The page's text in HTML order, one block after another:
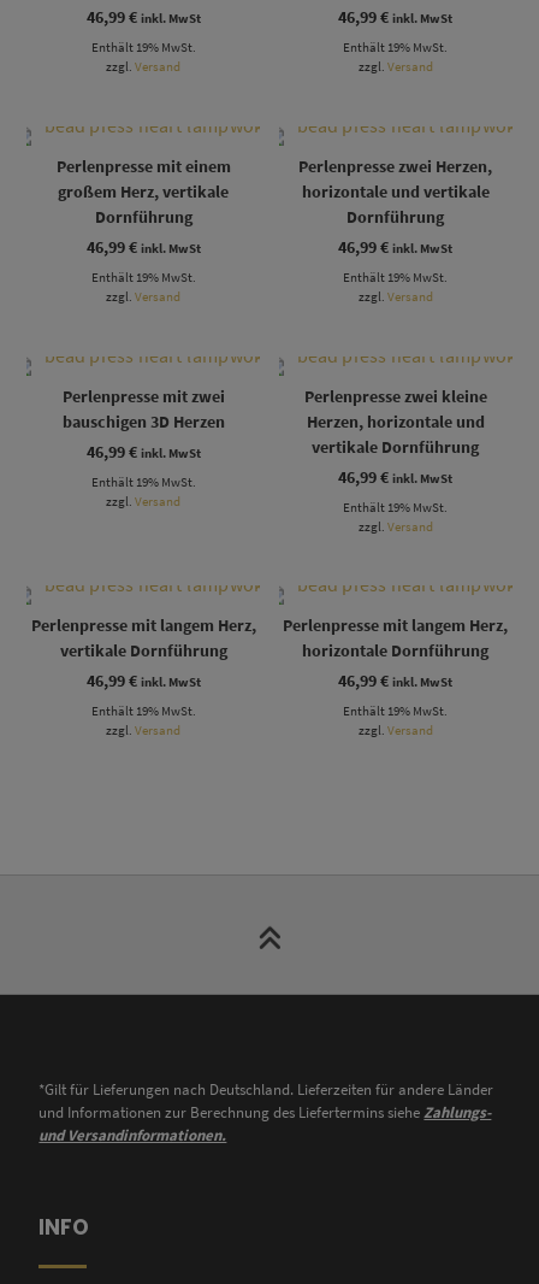
46,99€ inkl. MwSt
Enthält 19% MwSt.
zzgl.Versand
46,99€ inkl. MwSt
Enthält 19% MwSt.
zzgl. Versand
Perlenpresse mit einem
großem Herz, vertikale
Dornführung
46,99€ inkl. MwSt
Enthält 19% MwSt.
zzgl.Versand
Perlenpresse zwei Herzen,
horizontale und vertikale
Dornführung
46,99€ inkl. MwSt
Enthält 19% MwSt.
zzgl. Versand
Perlenpresse mit zwei
bauschigen 3D Herzen
46,99€ inkl. MwSt
Enthält 19% MwSt.
zzgl.Versand
Perlenpresse zwei kleine
Herzen, horizontale und
vertikale Dornführung
46,99€ inkl. MwSt
Enthält 19% MwSt.
zzgl. Versand
Perlenpresse mit langem Herz,
vertikale Dornführung
46,99€ inkl. MwSt
Enthält 19% MwSt.
zzgl.Versand
Perlenpresse mit langem Herz,
horizontale Dornführung
46,99€ inkl. MwSt
Enthält 19% MwSt.
zzgl. Versand
*Gilt für Lieferungen nach Deutschland. Lieferzeiten für andere Länder
und Informationen zur Berechnung des Liefertermins sieheZahlungs-
und Versandinformationen.
INFO